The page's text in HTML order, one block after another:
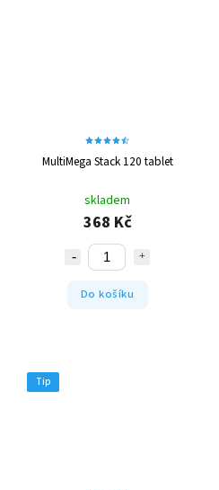
MultiMega Stack 120 tablet
skladem
368 Kč
Do košíku
Tip